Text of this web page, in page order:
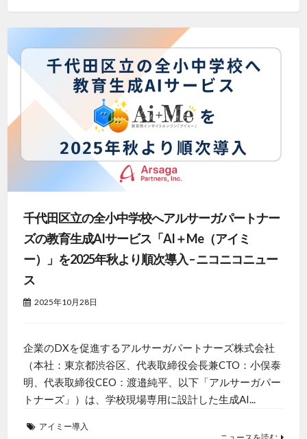
千代田区立の全小中学校へアルサーガパートナー
ズの教育生成AIサービス「AI＋Me（アイミ
ー）」を2025年秋より順次導入 – ニコニコニュー
ス
2025年10月28日
企業のDXを促進するアルサーガパートナーズ株式会社
（本社：東京都渋谷区、代表取締役会長兼CTO：小俣泰
明、代表取締役CEO：渡邉純平、以下「アルサーガパー
トナーズ」）は、学校現場専用に設計した生成AI...
アイミー導入